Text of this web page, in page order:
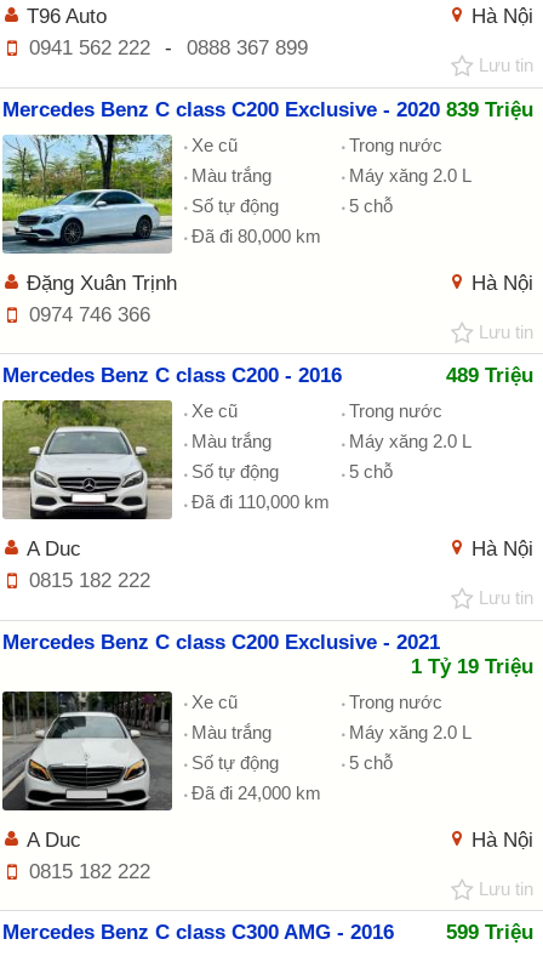
Hà Nội
T96 Auto
0941 562 222
- 0888 367 899
Lưu tin
Mercedes Benz C class C200 Exclusive - 2020 839 Triệu
Xe cũ
Trong nước
Màu trắng
Máy xăng 2.0 L
Số tự động
5 chỗ
Đã đi 80,000 km
Hà Nội
Đặng Xuân Trịnh
0974 746 366
Lưu tin
Mercedes Benz C class C200 - 2016 489 Triệu
Xe cũ
Trong nước
Màu trắng
Máy xăng 2.0 L
Số tự động
5 chỗ
Đã đi 110,000 km
Hà Nội
A Duc
0815 182 222
Lưu tin
Mercedes Benz C class C200 Exclusive - 2021
1 Tỷ 19 Triệu
Xe cũ
Trong nước
Màu trắng
Máy xăng 2.0 L
Số tự động
5 chỗ
Đã đi 24,000 km
Hà Nội
A Duc
0815 182 222
Lưu tin
Mercedes Benz C class C300 AMG - 2016 599 Triệu